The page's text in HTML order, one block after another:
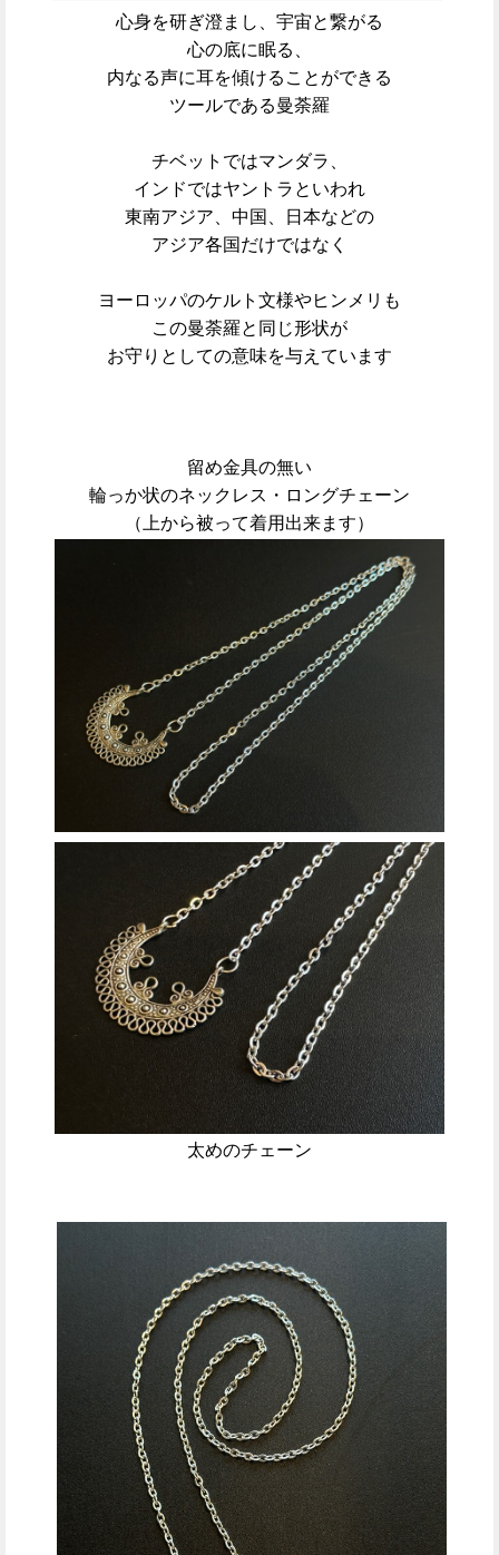
心身を研ぎ澄まし、宇宙と繋がる
心の底に眠る、
内なる声に耳を傾けることができる
ツールである曼荼羅
チベットではマンダラ、
インドではヤントラといわれ
東南アジア、中国、日本などの
アジア各国だけではなく
ヨーロッパのケルト文様やヒンメリも
この曼荼羅と同じ形状が
お守りとしての意味を与えています
留め金具の無い
輪っか状のネックレス・ロングチェーン
（上から被って着用出来ます）
太めのチェーン